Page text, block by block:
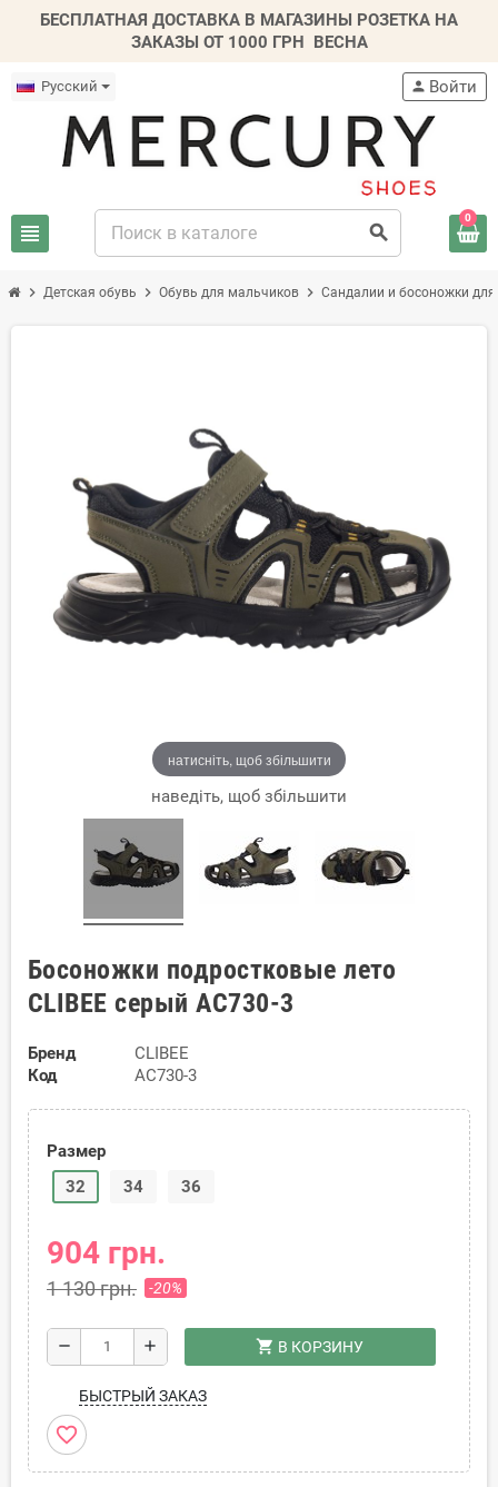
БЕСПЛАТНАЯ ДОСТАВКА В МАГАЗИНЫ РОЗЕТКА НА
ЗАКАЗЫ ОТ 1000 ГРН ВЕСНА
Русский
view_headline search
person Войти
0
chevron_right Детская обувь chevron_right Обувь для мальчиков chevron_right Сандалии и босоножки
натисніть, щоб збільшити
наведіть, щоб збільшити
Босоножки подростковые лето
CLIBEE серый AC730-3
Бренд
CLIBEE
Код
AC730-3
Размер
32
34 36
904 грн.
1 130 грн. -20%
remove add shopping_cart В КОРЗИНУ
БЫСТРЫЙ ЗАКАЗ
favorite_border